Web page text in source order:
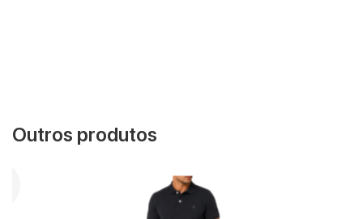
Outros produtos